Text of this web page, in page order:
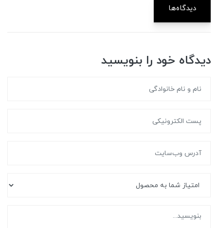
دیدگاه‌ها
دیدگاه خود را بنویسید